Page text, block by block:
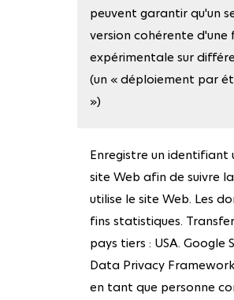
peuvent garantir qu'un
version cohérente
expérimentale sur
(un « déploiement par
»)
Enregistre un identifiant
site Web afin de suivre
utilise le site Web. Les
fins statistiques.
pays tiers : USA. Google
Data Privacy
en tant que personne